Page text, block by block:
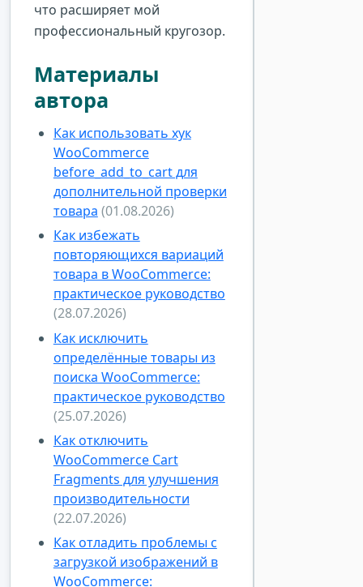
что расширяет мой
профессиональный кругозор.
Материалы
автора
Как использовать хук
WooCommerce
before_add_to_cart для
дополнительной проверки
товара (01.08.2026)
Как избежать
повторяющихся вариаций
товара в WooCommerce:
практическое руководство
(28.07.2026)
Как исключить
определённые товары из
поиска WooCommerce:
практическое руководство
(25.07.2026)
Как отключить
WooCommerce Cart
Fragments для улучшения
производительности
(22.07.2026)
Как отладить проблемы с
загрузкой изображений в
WooCommerce: